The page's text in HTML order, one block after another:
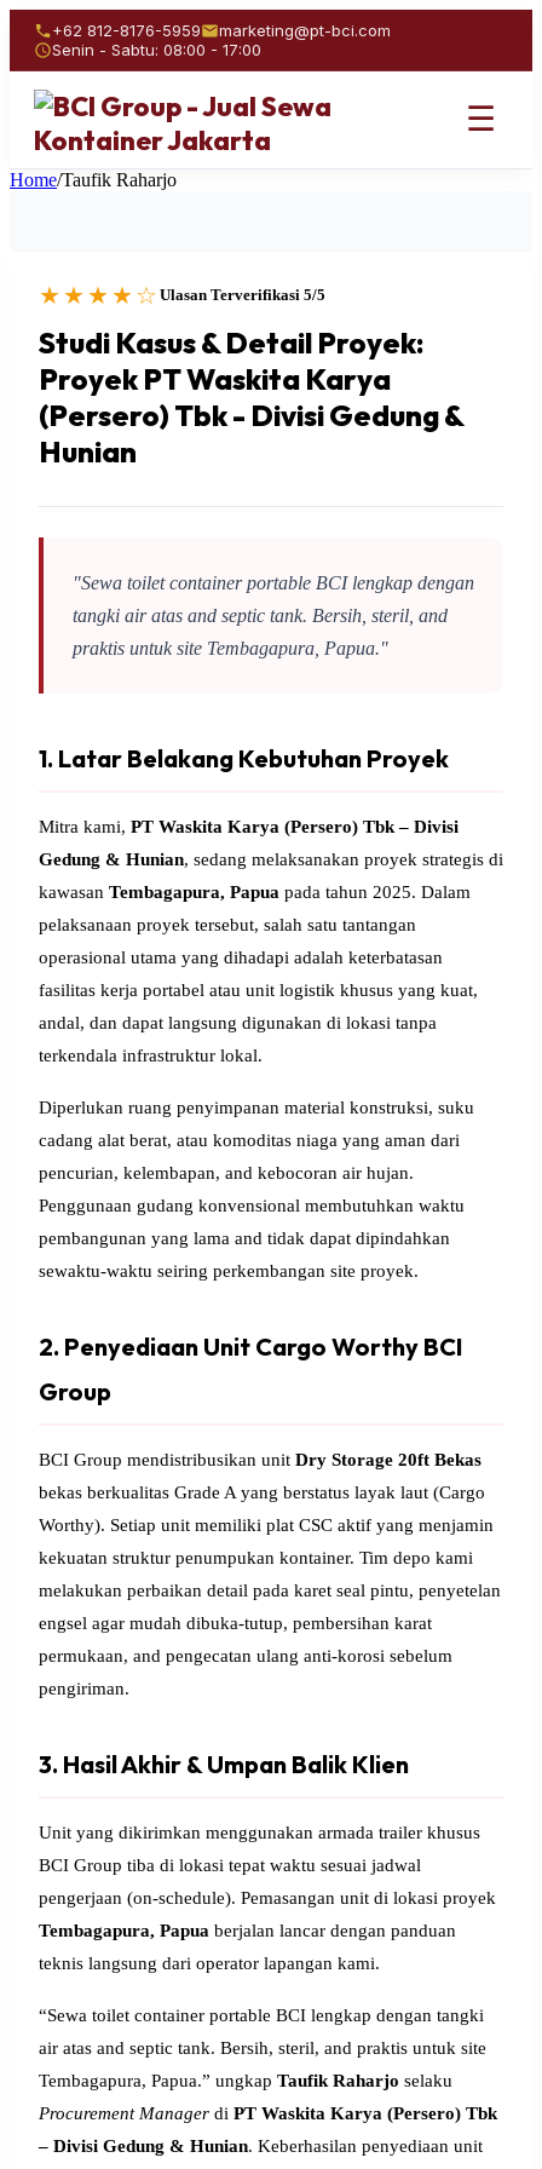
+62 812-8176-5959
marketing@pt-bci.com
Senin - Sabtu: 08:00 - 17:00
☰
Home/Taufik Raharjo
★★★★☆ Ulasan Terverifikasi 5/5
Studi Kasus & Detail Proyek:
Proyek PT Waskita Karya
(Persero) Tbk - Divisi Gedung &
Hunian
"Sewa toilet container portable BCI lengkap dengan
tangki air atas and septic tank. Bersih, steril, and
praktis untuk site Tembagapura, Papua."
1. Latar Belakang Kebutuhan Proyek
Mitra kami, PT Waskita Karya (Persero) Tbk – Divisi
Gedung & Hunian, sedang melaksanakan proyek strategis di
kawasan Tembagapura, Papua pada tahun 2025. Dalam
pelaksanaan proyek tersebut, salah satu tantangan
operasional utama yang dihadapi adalah keterbatasan
fasilitas kerja portabel atau unit logistik khusus yang kuat,
andal, dan dapat langsung digunakan di lokasi tanpa
terkendala infrastruktur lokal.
Diperlukan ruang penyimpanan material konstruksi, suku
cadang alat berat, atau komoditas niaga yang aman dari
pencurian, kelembapan, and kebocoran air hujan.
Penggunaan gudang konvensional membutuhkan waktu
pembangunan yang lama and tidak dapat dipindahkan
sewaktu-waktu seiring perkembangan site proyek.
2. Penyediaan Unit Cargo Worthy BCI
Group
BCI Group mendistribusikan unit Dry Storage 20ft Bekas
bekas berkualitas Grade A yang berstatus layak laut (Cargo
Worthy). Setiap unit memiliki plat CSC aktif yang menjamin
kekuatan struktur penumpukan kontainer. Tim depo kami
melakukan perbaikan detail pada karet seal pintu, penyetelan
engsel agar mudah dibuka-tutup, pembersihan karat
permukaan, and pengecatan ulang anti-korosi sebelum
pengiriman.
3. Hasil Akhir & Umpan Balik Klien
Unit yang dikirimkan menggunakan armada trailer khusus
BCI Group tiba di lokasi tepat waktu sesuai jadwal
pengerjaan (on-schedule). Pemasangan unit di lokasi proyek
Tembagapura, Papua berjalan lancar dengan panduan
teknis langsung dari operator lapangan kami.
“Sewa toilet container portable BCI lengkap dengan tangki
air atas and septic tank. Bersih, steril, and praktis untuk site
Tembagapura, Papua.” ungkap Taufik Raharjo selaku
Procurement Manager di PT Waskita Karya (Persero) Tbk
– Divisi Gedung & Hunian. Keberhasilan penyediaan unit